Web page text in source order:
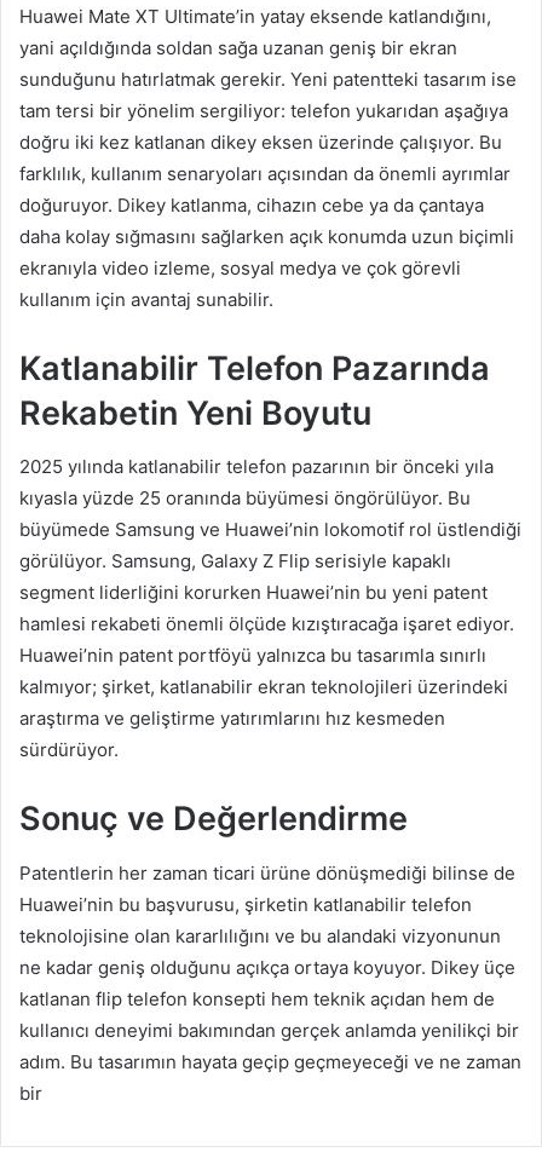
Huawei Mate XT Ultimate’in yatay eksende katlandığını,
yani açıldığında soldan sağa uzanan geniş bir ekran
sunduğunu hatırlatmak gerekir. Yeni patentteki tasarım ise
tam tersi bir yönelim sergiliyor: telefon yukarıdan aşağıya
doğru iki kez katlanan dikey eksen üzerinde çalışıyor. Bu
farklılık, kullanım senaryoları açısından da önemli ayrımlar
doğuruyor. Dikey katlanma, cihazın cebe ya da çantaya
daha kolay sığmasını sağlarken açık konumda uzun biçimli
ekranıyla video izleme, sosyal medya ve çok görevli
kullanım için avantaj sunabilir.
Katlanabilir Telefon Pazarında
Rekabetin Yeni Boyutu
2025 yılında katlanabilir telefon pazarının bir önceki yıla
kıyasla yüzde 25 oranında büyümesi öngörülüyor. Bu
büyümede Samsung ve Huawei’nin lokomotif rol üstlendiği
görülüyor. Samsung, Galaxy Z Flip serisiyle kapaklı
segment liderliğini korurken Huawei’nin bu yeni patent
hamlesi rekabeti önemli ölçüde kızıştıracağa işaret ediyor.
Huawei’nin patent portföyü yalnızca bu tasarımla sınırlı
kalmıyor; şirket, katlanabilir ekran teknolojileri üzerindeki
araştırma ve geliştirme yatırımlarını hız kesmeden
sürdürüyor.
Sonuç ve Değerlendirme
Patentlerin her zaman ticari ürüne dönüşmediği bilinse de
Huawei’nin bu başvurusu, şirketin katlanabilir telefon
teknolojisine olan kararlılığını ve bu alandaki vizyonunun
ne kadar geniş olduğunu açıkça ortaya koyuyor. Dikey üçe
katlanan flip telefon konsepti hem teknik açıdan hem de
kullanıcı deneyimi bakımından gerçek anlamda yenilikçi bir
adım. Bu tasarımın hayata geçip geçmeyeceği ve ne zaman
bir